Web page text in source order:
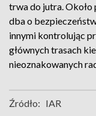
trwa do jutra.
dba o
innymi kontrolując
głównych trasach
nieoznakowanych
Źródło: IAR